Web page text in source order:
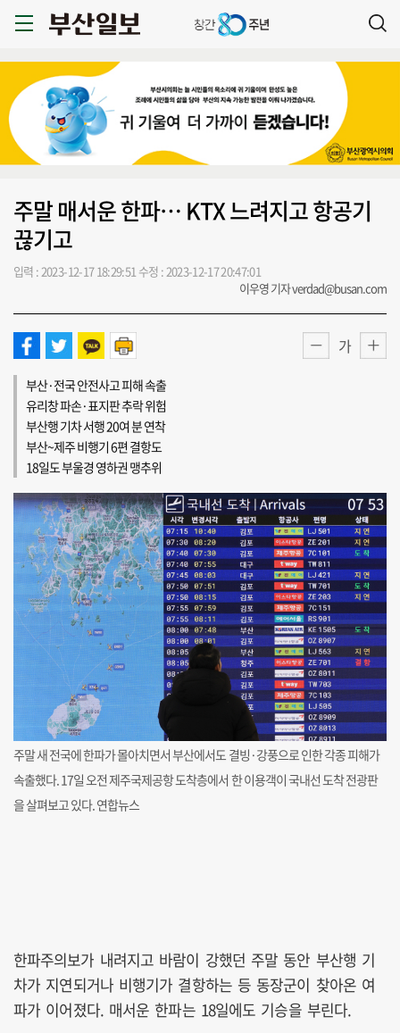
주말 매서운 한파… KTX 느려지고 항공기
끊기고
입력 : 2023-12-17 18:29:51 수정 : 2023-12-17 20:47:01
이우영 기자 verdad@busan.com
가
부산·전국 안전사고 피해 속출
유리창 파손·표지판 추락 위험
부산행 기차 서행 20여 분 연착
부산~제주 비행기 6편 결항도
18일도 부울경 영하권 맹추위
주말 새 전국에 한파가 몰아치면서 부산에서도 결빙·강풍으로 인한 각종 피해가
속출했다. 17일 오전 제주국제공항 도착층에서 한 이용객이 국내선 도착 전광판
을 살펴보고 있다. 연합뉴스
한파주의보가 내려지고 바람이 강했던 주말 동안 부산행 기
차가 지연되거나 비행기가 결항하는 등 동장군이 찾아온 여
파가 이어졌다. 매서운 한파는 18일에도 기승을 부린다.